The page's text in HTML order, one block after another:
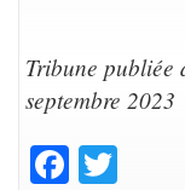
Tribune publiée
septembre 2023